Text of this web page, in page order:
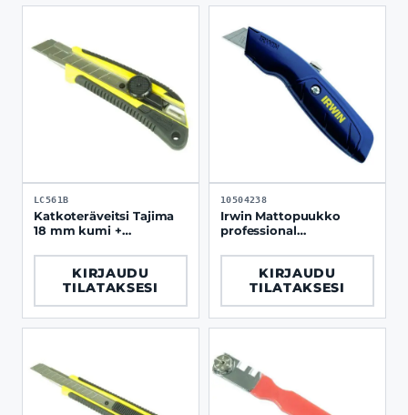
LC561B
Katkoteräveitsi Tajima
18 mm kumi +
KIRJAUDU
TILATAKSESI
10504238
Irwin Mattopuukko
professional
KIRJAUDU
TILATAKSESI